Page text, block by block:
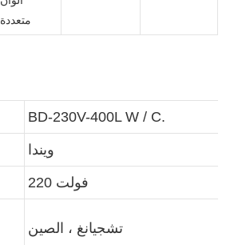
متعددة
BD-230V-400L W / C.
220 فولت
تشجيانغ ، الصين